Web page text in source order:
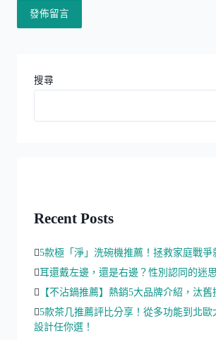
搜尋
Recent Posts
5款極「淨」洗碗機推薦！拯救家庭戰爭
耳還戴左邊，還是右邊？性別認同的迷
【不沾鍋推薦】熱銷5大品牌介紹，汰舊
5款茶几推薦評比分享！從多功能到北歐
設計任你選！